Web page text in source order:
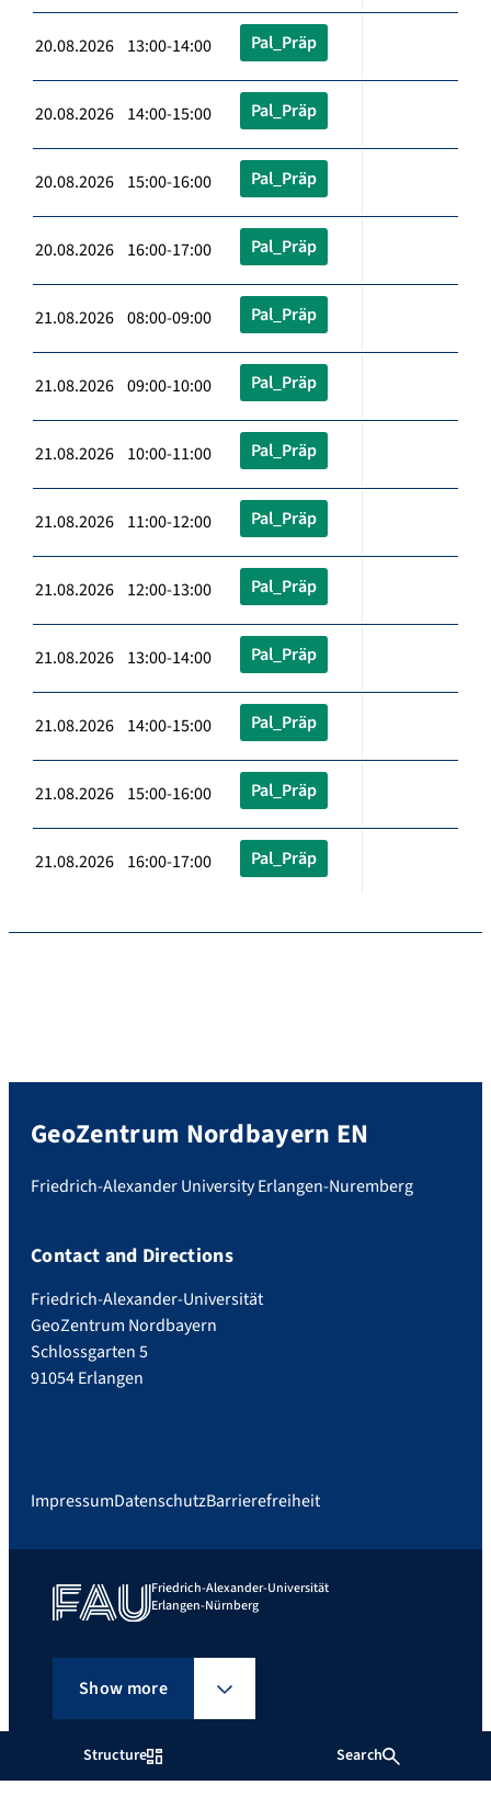
Structure Search
20.08.2026 13:00-14:00 Pal_Präp
20.08.2026 14:00-15:00 Pal_Präp
20.08.2026 15:00-16:00 Pal_Präp
20.08.2026 16:00-17:00 Pal_Präp
21.08.2026 08:00-09:00 Pal_Präp
21.08.2026 09:00-10:00 Pal_Präp
21.08.2026 10:00-11:00 Pal_Präp
21.08.2026 11:00-12:00 Pal_Präp
21.08.2026 12:00-13:00 Pal_Präp
21.08.2026 13:00-14:00 Pal_Präp
21.08.2026 14:00-15:00 Pal_Präp
21.08.2026 15:00-16:00 Pal_Präp
21.08.2026 16:00-17:00 Pal_Präp
GeoZentrum Nordbayern EN
Friedrich-Alexander University Erlangen-Nuremberg
Contact and Directions
Friedrich-Alexander-Universität
GeoZentrum Nordbayern
Schlossgarten 5
91054 Erlangen
ImpressumDatenschutzBarrierefreiheit
Friedrich-Alexander-Universität
Erlangen-Nürnberg
Show more